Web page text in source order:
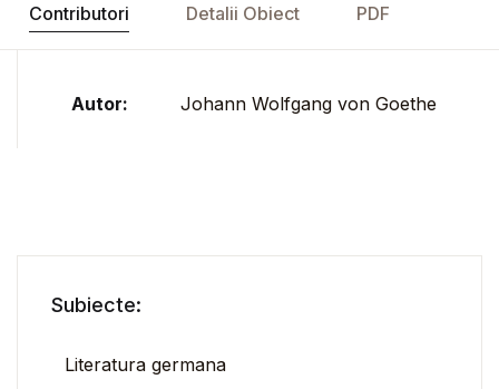
Contributori Detalii Obiect PDF
Autor: Johann Wolfgang von Goethe
Subiecte:
Literatura germana